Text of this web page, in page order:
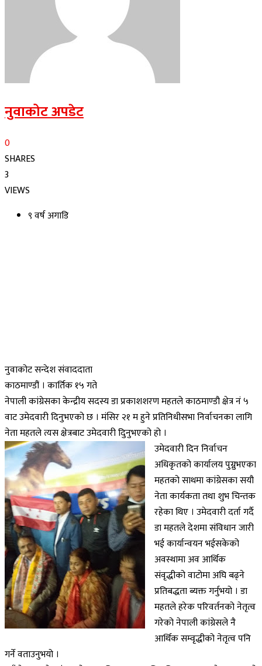
नुवाकोट अपडेट
0
SHARES
3
VIEWS
९ वर्ष अगाडि
नुवाकोट सन्देश संवाददाता
काठमाण्डौं । कार्तिक १५ गते
नेपाली कांग्रेसका केन्द्रीय सदस्य डा प्रकाशशरण महतले काठमाण्डौ क्षेत्र नं ५
वाट उमेदवारी दिनुभएको छ । मंसिर २१ म हुने प्रतिनिधीसभा निर्वाचनका लागि
नेता महतले त्यस क्षेत्रबाट उमेदवारी दिुनुभएको हो ।
उमेदवारी दिन निर्वाचन
अधिकृतको कार्यालय पुग्नुभएका
महतको साथमा कांग्रेसका सयौ
नेता कार्यकता तथा शुभ चिन्तक
रहेका थिए । उमेदवारी दर्ता गर्दै
डा महतले देशमा संविधान जारी
भई कार्यान्वयन भईसकेको
अवस्थामा अव आर्थिक
संवृद्धीको वाटोमा अघि बढ्ने
प्रतिबद्धता ब्यक्त गर्नुभयो । डा
महतले हरेक परिवर्तनको नेतृत्व
गरेको नेपाली कांग्रेसले नै
आर्थिक सम्वृद्धीको नेतृत्व पनि
गर्ने वताउनुभयो ।